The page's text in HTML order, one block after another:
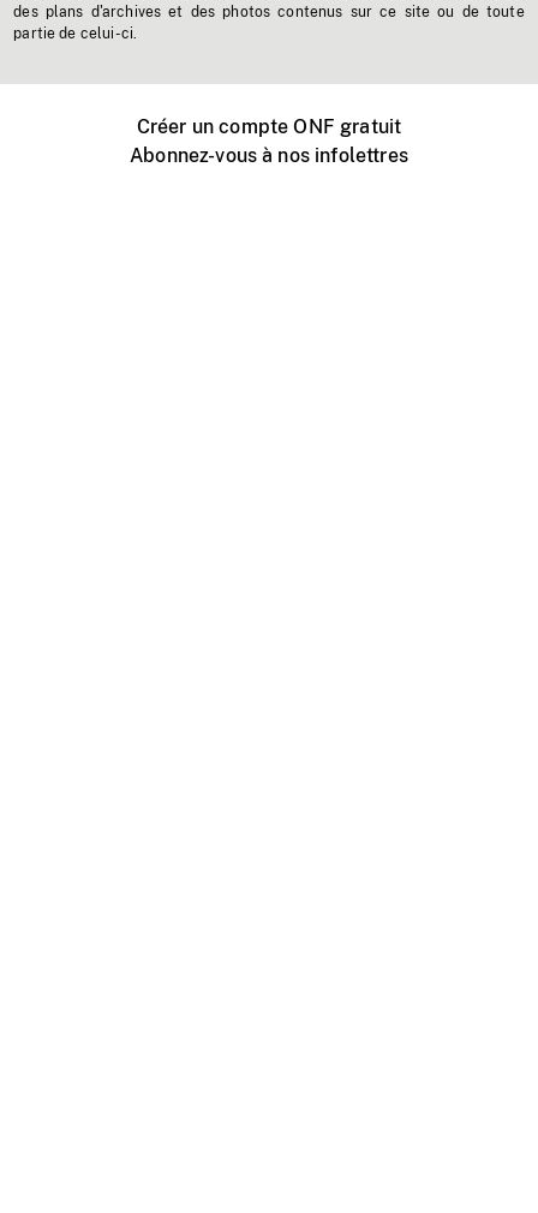
des plans d'archives et des photos contenus sur ce site ou de toute
partie de celui-ci.
Créer un compte ONF gratuit
Abonnez-vous à nos infolettres